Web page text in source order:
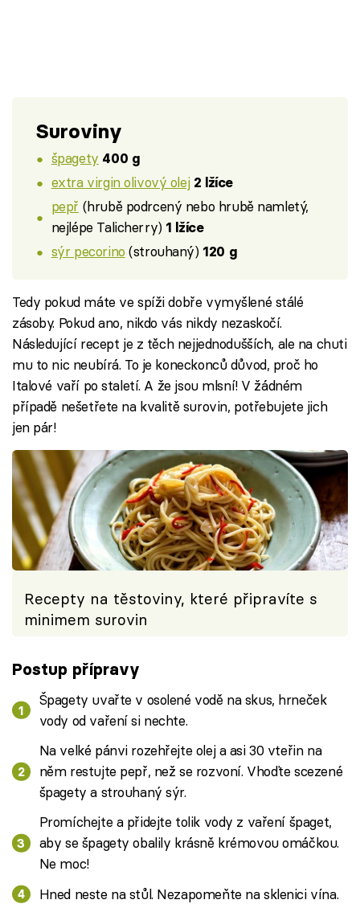
Suroviny
špagety 400 g
extra virgin olivový olej 2 lžíce
pepř (hrubě podrcený nebo hrubě namletý,
nejlépe Talicherry) 1 lžíce
sýr pecorino (strouhaný) 120 g
Tedy pokud máte ve spíži dobře vymyšlené stálé
zásoby. Pokud ano, nikdo vás nikdy nezaskočí.
Následující recept je z těch nejjednodušších, ale na chuti
mu to nic neubírá. To je koneckonců důvod, proč ho
Italové vaří po staletí. A že jsou mlsní! V žádném
případě nešetřete na kvalitě surovin, potřebujete jich
jen pár!
Recepty na těstoviny, které připravíte s
minimem surovin
Postup přípravy
Špagety uvařte v osolené vodě na skus, hrneček
vody od vaření si nechte.
Na velké pánvi rozehřejte olej a asi 30 vteřin na
něm restujte pepř, než se rozvoní. Vhoďte scezené
špagety a strouhaný sýr.
Promíchejte a přidejte tolik vody z vaření špaget,
aby se špagety obalily krásně krémovou omáčkou.
Ne moc!
Hned neste na stůl. Nezapomeňte na sklenici vína.